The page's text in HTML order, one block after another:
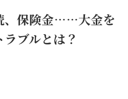
、保険金……大金を
ブルとは？